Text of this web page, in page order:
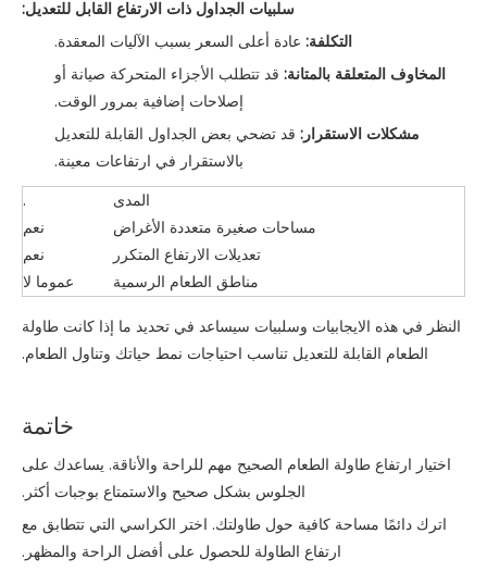
سلبيات الجداول ذات الارتفاع القابل للتعديل:
التكلفة: عادة أعلى السعر بسبب الآليات المعقدة.
المخاوف المتعلقة بالمتانة: قد تتطلب الأجزاء المتحركة صيانة أو
إصلاحات إضافية بمرور الوقت.
مشكلات الاستقرار: قد تضحي بعض الجداول القابلة للتعديل
بالاستقرار في ارتفاعات معينة.
المدى
.
مساحات صغيرة متعددة الأغراض
نعم
تعديلات الارتفاع المتكرر
نعم
مناطق الطعام الرسمية
عموما لا
النظر في هذه الايجابيات وسلبيات سيساعد في تحديد ما إذا كانت طاولة
الطعام القابلة للتعديل تناسب احتياجات نمط حياتك وتناول الطعام.
خاتمة
اختيار ارتفاع طاولة الطعام الصحيح مهم للراحة والأناقة. يساعدك على
الجلوس بشكل صحيح والاستمتاع بوجبات أكثر.
اترك دائمًا مساحة كافية حول طاولتك. اختر الكراسي التي تتطابق مع
ارتفاع الطاولة للحصول على أفضل الراحة والمظهر.